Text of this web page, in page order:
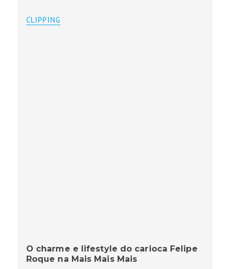
CLIPPING
O charme e lifestyle do carioca Felipe
Roque na Mais Mais Mais